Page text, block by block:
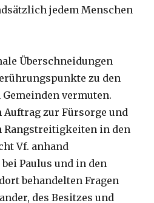
jedem Menschen
Überschneidungen
zu den
vermuten.
Auftrag zur Fürsorge und
Rangstreitigkeiten in den
Vf. anhand
Paulus und in den
behandelten Fragen
des Besitzes und